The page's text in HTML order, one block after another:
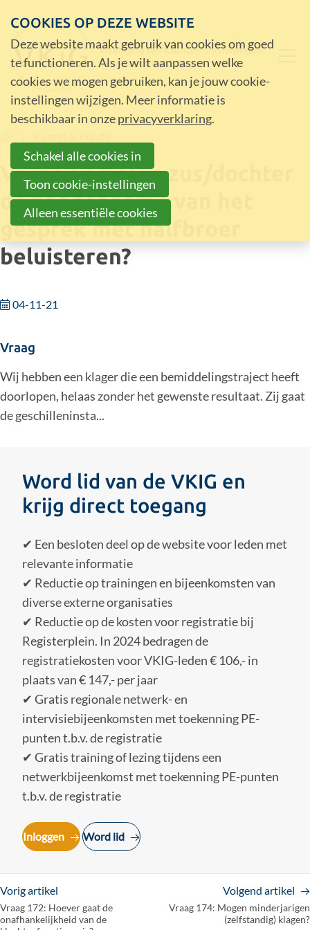
Vraag 173: Mag zus/dochter
de bandopname van het
gesprek met halfbroer
beluisteren?
04-11-21
Vraag
Wij hebben een klager die een bemiddelingstraject heeft
doorlopen, helaas zonder het gewenste resultaat. Zij gaat
de geschilleninsta...
Word lid van de VKIG en
krijg direct toegang
✔ Een besloten deel op de website voor leden met
relevante informatie
✔ Reductie op trainingen en bijeenkomsten van
diverse externe organisaties
✔ Reductie op de kosten voor registratie bij
Registerplein. In 2024 bedragen de
registratiekosten voor VKIG-leden € 106,- in
plaats van € 147,- per jaar
✔ Gratis regionale netwerk- en
intervisiebijeenkomsten met toekenning PE-
punten t.b.v. de registratie
✔ Gratis training of lezing tijdens een
netwerkbijeenkomst met toekenning PE-punten
t.b.v. de registratie
Inloggen Word lid
Vorig artikel
Vraag 172: Hoever gaat de
onafhankelijkheid van de
Volgend artikel
Vraag 174: Mogen minderjarigen
(zelfstandig) klagen?
COOKIES OP DEZE WEBSITE
Deze website maakt gebruik van cookies om goed
te functioneren. Als je wilt aanpassen welke
cookies we mogen gebruiken, kan je jouw cookie-
instellingen wijzigen. Meer informatie is
beschikbaar in onzeprivacyverklaring.
Schakel alle cookies in
Toon cookie-instellingen
Alleen essentiële cookies